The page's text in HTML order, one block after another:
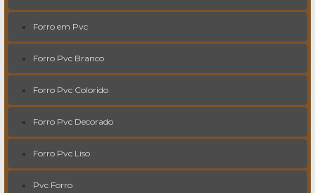
Forro em Pvc
Forro Pvc Branco
Forro Pvc Colorido
Forro Pvc Decorado
Forro Pvc Liso
Pvc Forro